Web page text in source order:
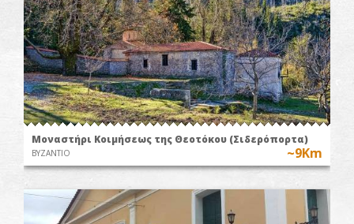
Μοναστήρι Κοιμήσεως της Θεοτόκου (Σιδερόπορτα)
ΒΥΖΑΝΤΙΟ ~9Km